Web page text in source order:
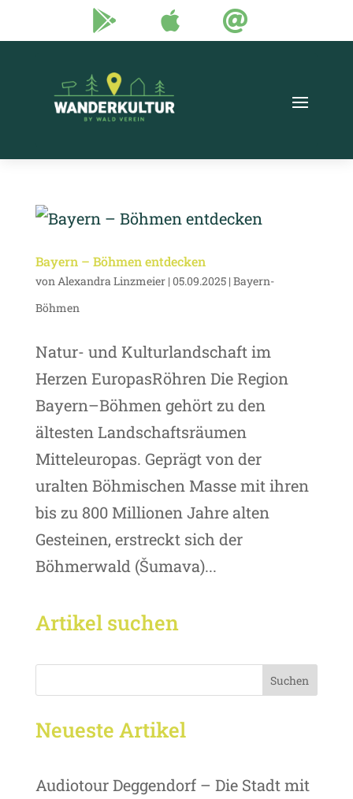
  
Bayern – Böhmen entdecken
vonAlexandra Linzmeier| 05.09.2025| Bayern-
Böhmen
Natur- und Kulturlandschaft im
Herzen EuropasRöhren Die Region
Bayern–Böhmen gehört zu den
ältesten Landschaftsräumen
Mitteleuropas. Geprägt von der
uralten Böhmischen Masse mit ihren
bis zu 800 Millionen Jahre alten
Gesteinen, erstreckt sich der
Böhmerwald (Šumava)...
Artikel suchen
Suchen
Neueste Artikel
Audiotour Deggendorf – Die Stadt mit